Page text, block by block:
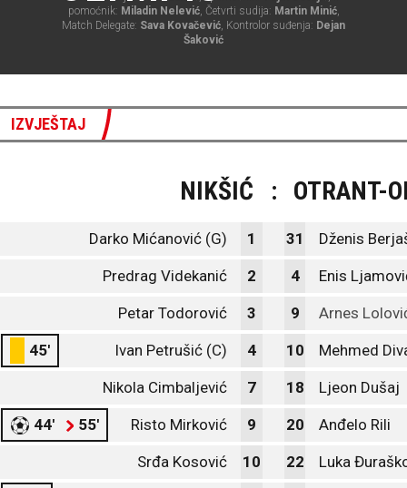
pomoćnik: Miladin Nelević, Četvrti sudija: Martin Minić,
Match Delegate: Sava Kovačević, Kontrolor suđenja: Dejan
Šaković
IZVJEŠTAJ
NIKŠIĆ : OTRANT-
Darko Mićanović (G) 1 31 Dženis
Predrag Videkanić 2 4 Enis
Petar Todorović 3 9 Arnes
45' Ivan Petrušić (C) 4 10 Mehmed
Nikola Cimbaljević 7 18 Ljeon Dušaj
44' 55' Risto Mirković 9 20 Anđelo Rili
Srđa Kosović 10 22 Luka